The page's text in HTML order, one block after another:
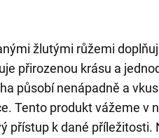
žlutými růžemi
přirozenou krásu a
působí nenápadně a
Tento produkt vážeme v
přístup k dané příležitosti.